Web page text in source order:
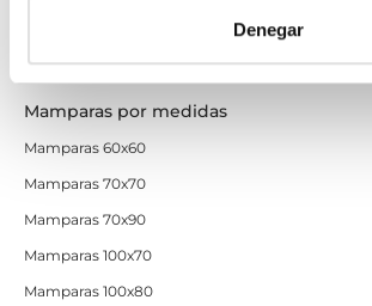
Denegar
Mamparas de ducha baratas con perfil negro
Mamparas por medidas
Mamparas 60x60
Mamparas 70x70
Mamparas 70x90
Mamparas 100x70
Mamparas 100x80